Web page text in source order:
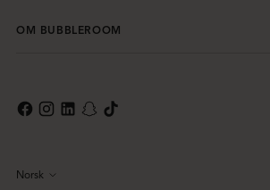
OM BUBBLEROOM
Språk
Norsk